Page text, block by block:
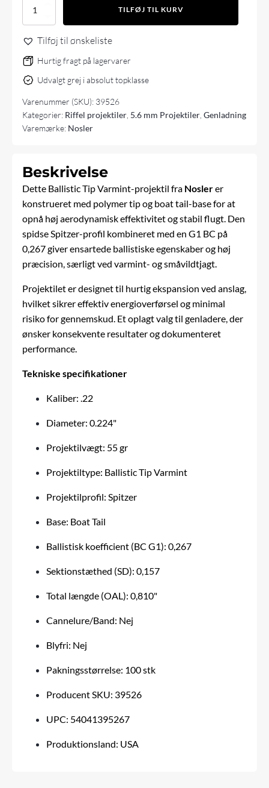
Nosler
Caliber
55gr
Tip
Varmint
(100
stk)
TILFØJ TIL KURV
Tilføj til ønskeliste
Hurtig fragt på lagervarer
Udvalgt grej i absolut topklasse
Varenummer (SKU): 39526
Kategorier: Riffel projektiler 5.6 mm Projektiler ,Genladning
Varemærke: Nosler
Beskrivelse
Dette Ballistic Tip Varmint-projektil fra Noslerer
konstrueret med polymer tip og boat tail-base for at
opnå høj aerodynamisk effektivitet og stabil flugt. Den
spidse Spitzer-profil kombineret med en G1 BC på
0,267 giver ensartede ballistiske egenskaber og høj
præcision, særligt ved varmint- og småvildtjagt.
Projektilet er designet til hurtig ekspansion ved anslag,
hvilket sikrer effektiv energioverførsel og minimal
risiko for gennemskud. Et oplagt valg til genladere, der
ønsker konsekvente resultater og dokumenteret
performance.
Tekniske specifikationer
Kaliber: .22
Diameter: 0.224"
Projektilvægt: 55 gr
Projektiltype: Ballistic Tip Varmint
Projektilprofil: Spitzer
Base: Boat Tail
Ballistisk koefficient (BC G1): 0,267
Sektionstæthed (SD): 0,157
Total længde (OAL): 0,810"
Cannelure/Band: Nej
Blyfri: Nej
Pakningsstørrelse: 100 stk
Producent SKU: 39526
UPC: 54041395267
Produktionsland: USA